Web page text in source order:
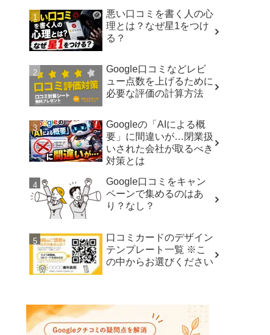
悪い口コミを書く人の心
理とは？なぜ星1をつけ
る？
Google口コミなどレビ
ュー点数を上げるために
必要な評価の計算方法
Googleの「AIによる概
要」に間違いが…閉業扱
いされた会社が取るべき
対策とは
Google口コミをキャン
ペーンで集めるのはあ
り？なし？
口コミカードのデザイン
テンプレート一覧 ※こ
の中からお選びください